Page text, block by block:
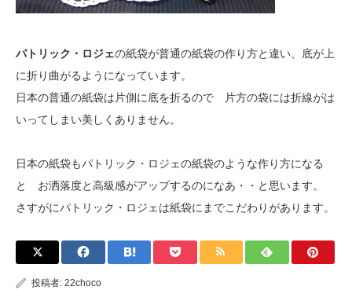
パトリック・ロジェの紙袋が普通の紙袋の作り方と違い、底が上
に折り曲がるようになっています。
日本の普通の紙袋は片側に底を折るので 片方の袋には折線がは
いってしまい美しくありません。
日本の紙袋もパトリック・ロジェの紙袋のような作り方になる
と お洒落度と高級感がアップするのになあ・・と思います。
さすがにパトリック・ロジェは紙袋にまでこだわりがあります。
投稿者: 22choco